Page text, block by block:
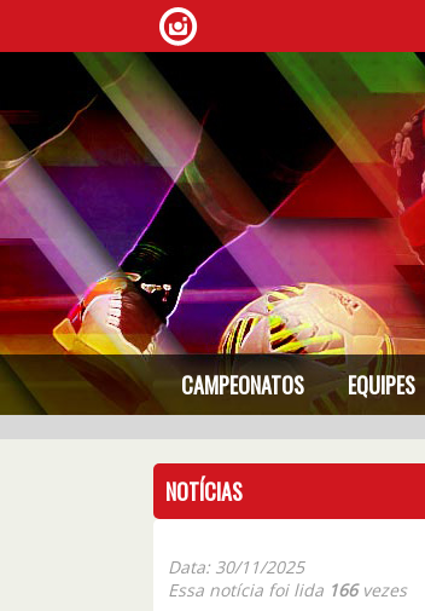
CAMPEONATOS EQUIPES
NOTÍCIAS
Data: 30/11/2025
Essa notícia foi lida 166vezes